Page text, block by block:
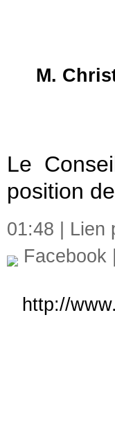
M.
Le
position
01:48 | Lien
Facebook
http://